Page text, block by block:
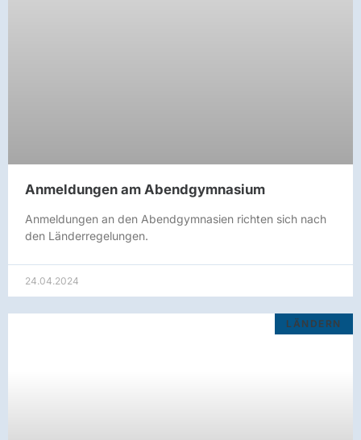
Anmeldungen am Abendgymnasium
Anmeldungen an den Abendgymnasien richten sich nach
den Länderregelungen.
24.04.2024
LÄNDERN